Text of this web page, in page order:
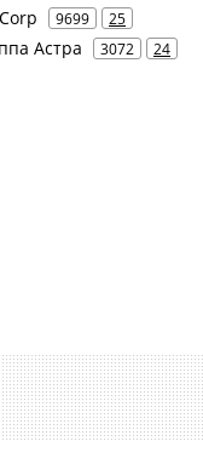
9699 25
Астра 3072 24